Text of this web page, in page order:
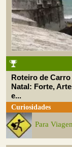
Roteiro de Carro
Natal: Forte,
e...
Curiosidades
Para